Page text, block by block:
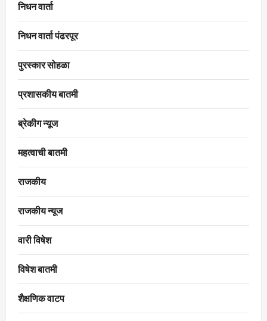
निधन वार्ता
निधन वार्ता पंढरपूर
पुरस्कार सोहळा
प्रशासकीय बातमी
ब्रेकीग न्यूज
महत्वाची बातमी
राजकीय
राजकीय न्यूज
वारी विषेश
विषेश बातमी
शैक्षणिक वाटप